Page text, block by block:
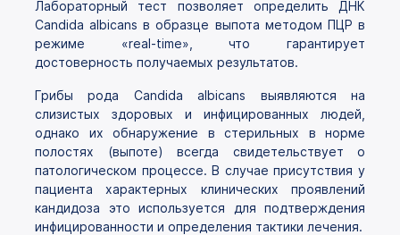
Лабораторный тест позволяет определить ДНК
Candida albicans в образце выпота методом ПЦР в
режиме «real-time», что гарантирует
достоверность получаемых результатов.
Грибы рода Candida albicans выявляются на
слизистых здоровых и инфицированных людей,
однако их обнаружение в стерильных в норме
полостях (выпоте) всегда свидетельствует о
патологическом процессе. В случае присутствия у
пациента характерных клинических проявлений
кандидоза это используется для подтверждения
инфицированности и определения тактики лечения.